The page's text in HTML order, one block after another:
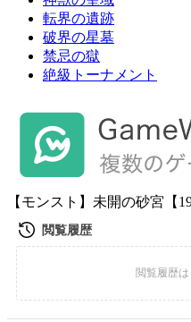
転界の遺跡
破界の星墓
禁忌の獄
絶級トーナメント
【モンスト】未開の砂宮【